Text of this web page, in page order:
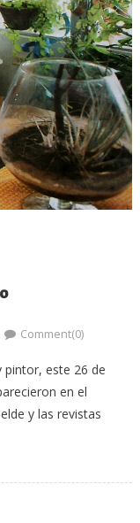
Comment(0)
pintor, este 26 de
en el
y las revistas